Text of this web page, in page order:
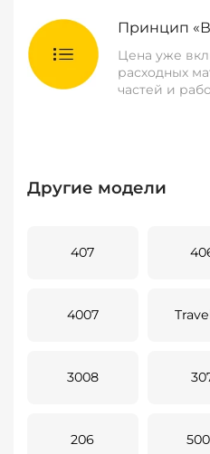
Принцип
Цена уже
расходных
частей и
Другие модели
407
4007
3008
206